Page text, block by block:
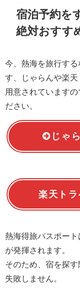
宿泊予約を
絶対おすす
今、熱海を旅行す
す、じゃらんや楽
用意されています
ださい。
じゃ
楽天トラ
熱海得旅パスポー
が発揮されます。
そのため、宿を探
失敗しません。